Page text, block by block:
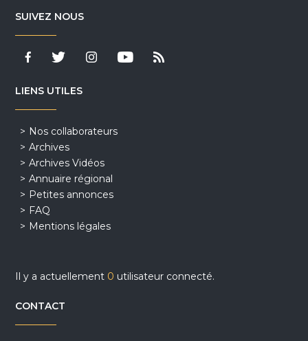
SUIVEZ NOUS
LIENS UTILES
Nos collaborateurs
Archives
Archives Vidéos
Annuaire régional
Petites annonces
FAQ
Mentions légales
Il y a actuellement 0 utilisateur connecté.
CONTACT